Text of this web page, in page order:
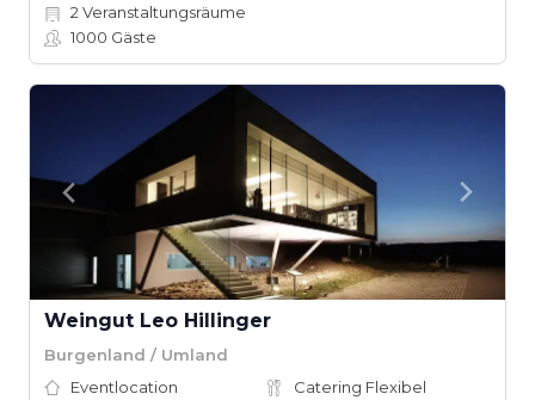
2 Veranstaltungsräume
1000 Gäste
Weingut Leo Hillinger
Burgenland / Umland
Eventlocation
Catering Flexibel